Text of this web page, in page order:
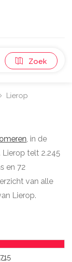
Zoek
Lierop
, in de
. Lierop telt 2.245
en 72
van alle
Lierop.